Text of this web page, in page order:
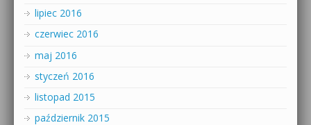
lipiec 2016
czerwiec 2016
maj 2016
styczeń 2016
listopad 2015
październik 2015